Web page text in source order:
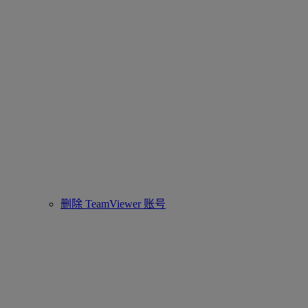
删除 TeamViewer 账号